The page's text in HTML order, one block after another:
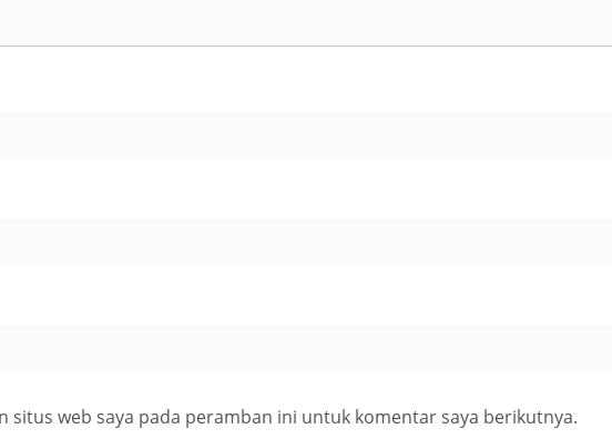
situs web saya pada peramban ini untuk komentar saya berikutnya.